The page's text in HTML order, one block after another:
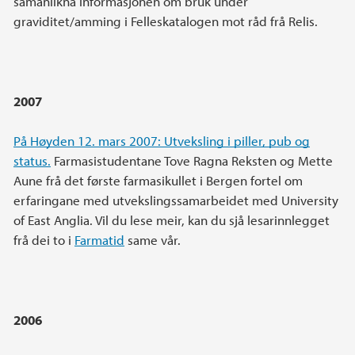
graviditet/amming i Felleskatalogen mot råd frå Relis.
2007
På Høyden 12. mars 2007: Utveksling i piller, pub og
status. Farmasistudentane Tove Ragna Reksten og Mette
Aune frå det første farmasikullet i Bergen fortel om
erfaringane med utvekslingssamarbeidet med University
of East Anglia. Vil du lese meir, kan du sjå lesarinnlegget
frå dei to i Farmatid same vår.
2006